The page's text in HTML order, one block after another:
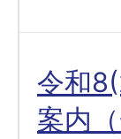
令和
案内